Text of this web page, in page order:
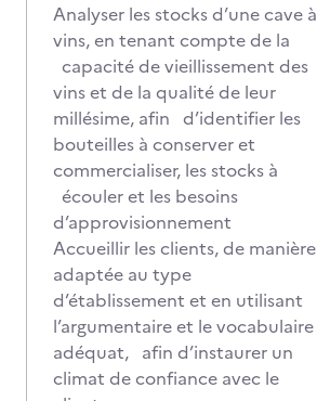
Analyser les stocks d’une cave à
vins, en tenant compte de la
capacité de vieillissement des
vins et de la qualité de leur
millésime, afin d’identifier les
bouteilles à conserver et
commercialiser, les stocks à
écouler et les besoins
d’approvisionnement
Accueillir les clients, de manière
adaptée au type
d’établissement et en utilisant
l’argumentaire et le vocabulaire
adéquat, afin d’instaurer un
climat de confiance avec le